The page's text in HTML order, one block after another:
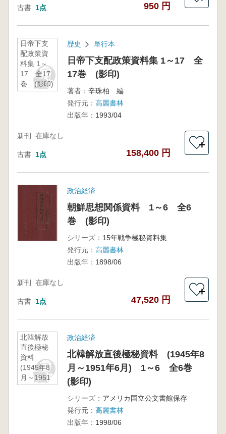
古書 1点 950 円
日帝下支
配政策資
料集 1～
17 全17
巻 (影印)
歴史 単行本
日帝下支配政策資料集 1～17 全
17巻 (影印)
著者： 辛珠柏 編
発行元： 高麗書林
出版年： 1993/04
新刊 在庫なし
古書 1点 158,400 円
＋
政治経済
朝鮮思想関係資料 1～6 全6
巻 (影印)
シリーズ： 15年戦争極秘資料集
発行元： 高麗書林
出版年： 1898/06
新刊 在庫なし
古書 1点 47,520 円
＋
北韓解放
直後極秘
資料
(1945年8
月～1951
年6月) 1
政治経済
北韓解放直後極秘資料 (1945年8
月～1951年6月) 1～6 全6巻
(影印)
シリーズ： アメリカ国立公文書館保存
発行元： 高麗書林
出版年： 1998/06